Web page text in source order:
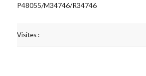
P48055/M34746/R34746
Visites :